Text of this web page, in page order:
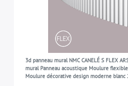
3d panneau mural NMC CANELÉ S FLEX
mural Panneau acoustique Moulure
Moulure décorative design moderne blanc